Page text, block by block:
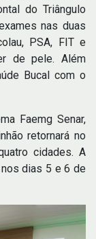
do Triângulo
nas duas
PSA, FIT e
de pele. Além
Bucal com o
Faemg Senar,
retornará no
cidades. A
dias 5 e 6 de